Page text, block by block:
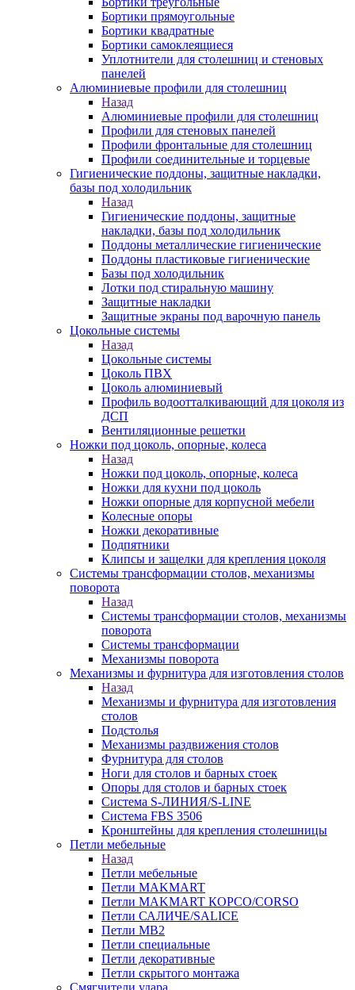
Бортики прямоугольные
Бортики квадратные
Бортики самоклеящиеся
Уплотнители для столешниц и стеновых
панелей
Алюминиевые профили для столешниц
Назад
Алюминиевые профили для столешниц
Профили для стеновых панелей
Профили фронтальные для столешниц
Профили соединительные и торцевые
Гигиенические поддоны, защитные накладки,
базы под холодильник
Назад
Гигиенические поддоны, защитные
накладки, базы под холодильник
Поддоны металлические гигиенические
Поддоны пластиковые гигиенические
Базы под холодильник
Лотки под стиральную машину
Защитные накладки
Защитные экраны под варочную панель
Цокольные системы
Назад
Цокольные системы
Цоколь ПВХ
Цоколь алюминиевый
Профиль водоотталкивающий для цоколя из
ДСП
Вентиляционные решетки
Ножки под цоколь, опорные, колеса
Назад
Ножки под цоколь, опорные, колеса
Ножки для кухни под цоколь
Ножки опорные для корпусной мебели
Колесные опоры
Ножки декоративные
Подпятники
Клипсы и защелки для крепления цоколя
Системы трансформации столов, механизмы
поворота
Назад
Системы трансформации столов, механизмы
поворота
Системы трансформации
Механизмы поворота
Механизмы и фурнитура для изготовления столов
Назад
Механизмы и фурнитура для изготовления
столов
Подстолья
Механизмы раздвижения столов
Фурнитура для столов
Ноги для столов и барных стоек
Опоры для столов и барных стоек
Система S-ЛИНИЯ/S-LINE
Система FBS 3506
Кронштейны для крепления столешницы
Петли мебельные
Назад
Петли мебельные
Петли MAKMART
Петли MAKMART КОРСО/CORSO
Петли САЛИЧЕ/SALICE
Петли MB2
Петли специальные
Петли декоративные
Петли скрытого монтажа
Смягчители удара